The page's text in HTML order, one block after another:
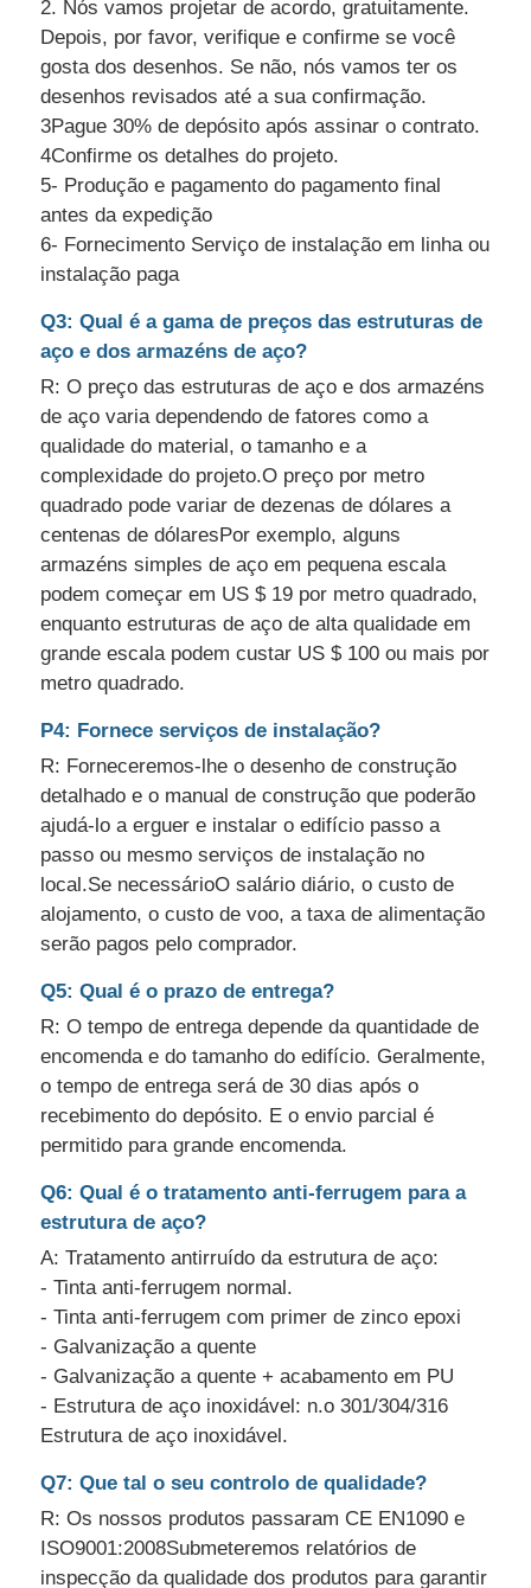
2. Nós vamos projetar de acordo, gratuitamente.
Depois, por favor, verifique e confirme se você
gosta dos desenhos. Se não, nós vamos ter os
desenhos revisados até a sua confirmação.
3Pague 30% de depósito após assinar o contrato.
4Confirme os detalhes do projeto.
5- Produção e pagamento do pagamento final
antes da expedição
6- Fornecimento Serviço de instalação em linha ou
instalação paga
Q3: Qual é a gama de preços das estruturas de
aço e dos armazéns de aço?
R: O preço das estruturas de aço e dos armazéns
de aço varia dependendo de fatores como a
qualidade do material, o tamanho e a
complexidade do projeto.O preço por metro
quadrado pode variar de dezenas de dólares a
centenas de dólaresPor exemplo, alguns
armazéns simples de aço em pequena escala
podem começar em US $ 19 por metro quadrado,
enquanto estruturas de aço de alta qualidade em
grande escala podem custar US $ 100 ou mais por
metro quadrado.
P4: Fornece serviços de instalação?
R: Forneceremos-lhe o desenho de construção
detalhado e o manual de construção que poderão
ajudá-lo a erguer e instalar o edifício passo a
passo ou mesmo serviços de instalação no
local.Se necessárioO salário diário, o custo de
alojamento, o custo de voo, a taxa de alimentação
serão pagos pelo comprador.
Q5: Qual é o prazo de entrega?
R: O tempo de entrega depende da quantidade de
encomenda e do tamanho do edifício. Geralmente,
o tempo de entrega será de 30 dias após o
recebimento do depósito. E o envio parcial é
permitido para grande encomenda.
Q6: Qual é o tratamento anti-ferrugem para a
estrutura de aço?
A: Tratamento antirruído da estrutura de aço:
- Tinta anti-ferrugem normal.
- Tinta anti-ferrugem com primer de zinco epoxi
- Galvanização a quente
- Galvanização a quente + acabamento em PU
- Estrutura de aço inoxidável: n.o 301/304/316
Estrutura de aço inoxidável.
Q7: Que tal o seu controlo de qualidade?
R: Os nossos produtos passaram CE EN1090 e
ISO9001:2008Submeteremos relatórios de
inspecção da qualidade dos produtos para garantir